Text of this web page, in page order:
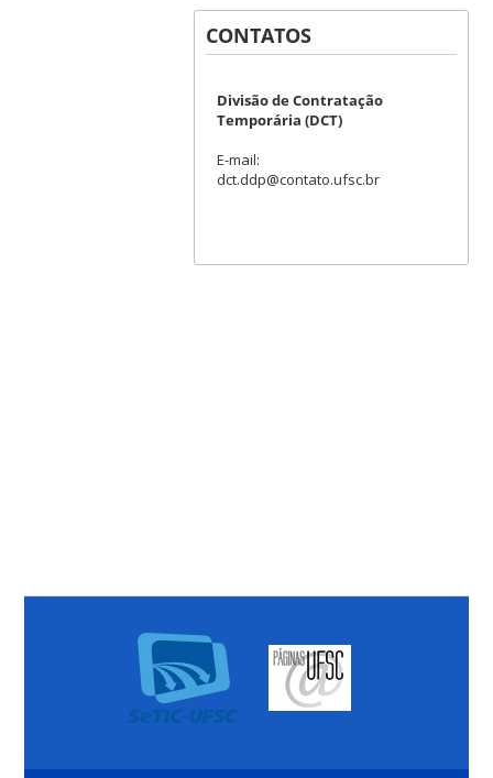
CONTATOS
Divisão de Contratação
Temporária (DCT)
E-mail:
dct.ddp@contato.ufsc.br